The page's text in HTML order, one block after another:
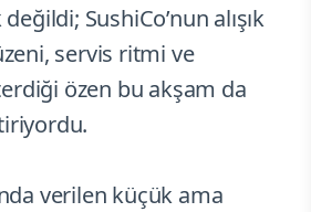
SushiCo’nun alışık
servis ritmi ve
özen bu akşam da
verilen küçük ama